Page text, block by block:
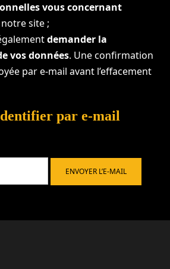
vous concernant
site ;
demander la
vos données. Une confirmation
par e-mail avant l’effacement
par e-mail